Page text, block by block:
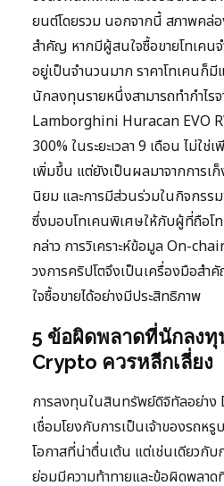
ยนต์โดยรวม นอกจากนี้ สภาพคล่
สำคัญ หากมีผู้สนใจซื้อขายโทเคน
อยู่เป็นจำนวนมาก ราคาโทเคนก็
นักลงทุนรายหนึ่งสามารถทำกำไร
Lamborghini Huracan EVO
300% ในระยะเวลา 9 เดือน ไม่ใช่
เพิ่มขึ้น แต่ยังเป็นผลมาจากการเก็
นิยม และการมีส่วนร่วมในกิจกร
ซึ่งมอบโทเคนพิเศษให้กับผู้ที่ถือโท
กล่าว การวิเคราะห์ข้อมูล On-
วงการคริปโตจึงเป็นเครื่องมือส
ใจซื้อขายได้อย่างมีประสิทธิภาพ
5 ข้อผิดพลาดที่นักลงทุ
Crypto ควรหลีกเลี่ยง
การลงทุนในสินทรัพย์ดิจิทัลอย่า
เชื่อมโยงกับการเป็นเจ้าของรถห
โอกาสที่น่าตื่นเต้น แต่เช่นเดียวกั
ย่อมมีความท้าทายและข้อผิดพลา